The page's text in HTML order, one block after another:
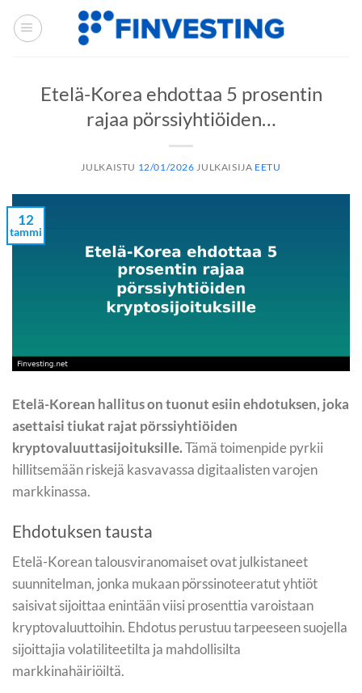
Siirry
sisältöön
Etelä-Korea ehdottaa 5 prosentin
rajaa pörssiyhtiöiden…
JULKAISTU 12/01/2026 JULKAISIJA EETU
12
tammi
Etelä-Korean hallitus on tuonut esiin ehdotuksen, joka
asettaisi tiukat rajat pörssiyhtiöiden
kryptovaluuttasijoituksille.Tämä toimenpide pyrkii
hillitsemään riskejä kasvavassa digitaalisten varojen
markkinassa.
Ehdotuksen tausta
Etelä-Korean talousviranomaiset ovat julkistaneet
suunnitelman, jonka mukaan pörssinoteeratut yhtiöt
saisivat sijoittaa enintään viisi prosenttia varoistaan
kryptovaluuttoihin. Ehdotus perustuu tarpeeseen suojella
sijoittajia volatiliteetilta ja mahdollisilta
markkinahäiriöiltä.